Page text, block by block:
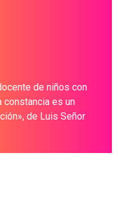
de niños con
constancia es un
de Luis Señor